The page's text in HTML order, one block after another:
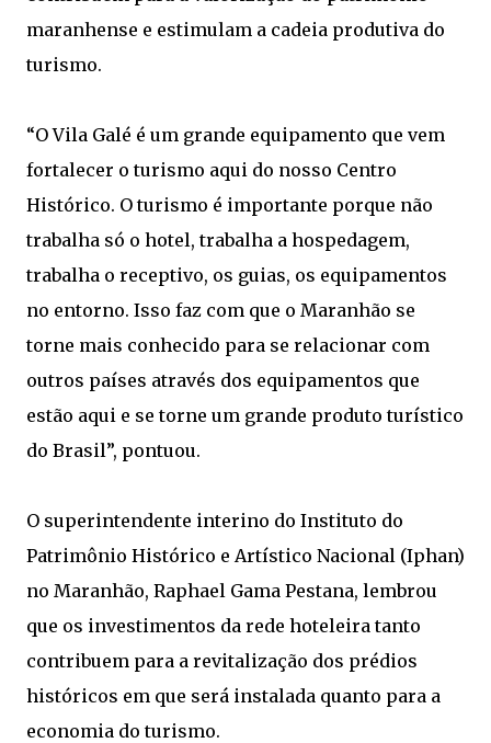
maranhense e estimulam a cadeia produtiva do
turismo.
“O Vila Galé é um grande equipamento que vem
fortalecer o turismo aqui do nosso Centro
Histórico. O turismo é importante porque não
trabalha só o hotel, trabalha a hospedagem,
trabalha o receptivo, os guias, os equipamentos
no entorno. Isso faz com que o Maranhão se
torne mais conhecido para se relacionar com
outros países através dos equipamentos que
estão aqui e se torne um grande produto turístico
do Brasil”, pontuou.
O superintendente interino do Instituto do
Patrimônio Histórico e Artístico Nacional (Iphan)
no Maranhão, Raphael Gama Pestana, lembrou
que os investimentos da rede hoteleira tanto
contribuem para a revitalização dos prédios
históricos em que será instalada quanto para a
economia do turismo.